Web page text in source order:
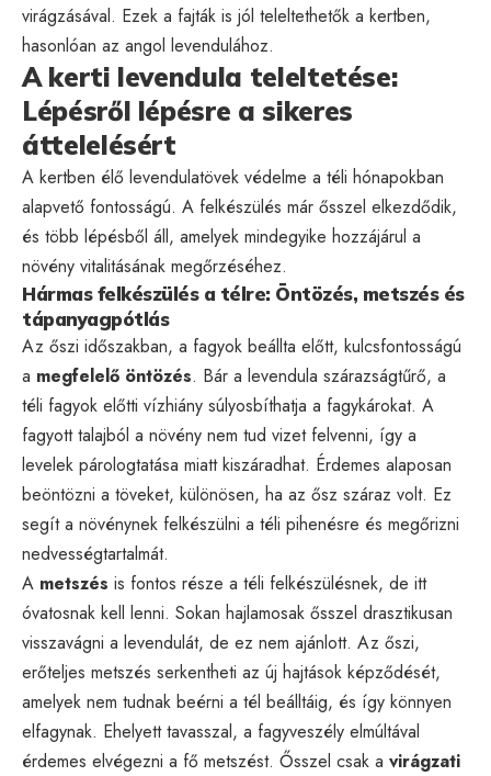
virágzásával. Ezek a fajták is jól teleltethetők a kertben,
hasonlóan az angol levendulához.
A kerti levendula teleltetése:
Lépésről lépésre a sikeres
áttelelésért
A kertben élő levendulatövek védelme a téli hónapokban
alapvető fontosságú. A felkészülés már ősszel elkezdődik,
és több lépésből áll, amelyek mindegyike hozzájárul a
növény vitalitásának megőrzéséhez.
Hármas felkészülés a télre: Öntözés, metszés és
tápanyagpótlás
Az őszi időszakban, a fagyok beállta előtt, kulcsfontosságú
a megfelelő öntözés. Bár a levendula szárazságtűrő, a
téli fagyok előtti vízhiány súlyosbíthatja a fagykárokat. A
fagyott talajból a növény nem tud vizet felvenni, így a
levelek párologtatása miatt kiszáradhat. Érdemes alaposan
beöntözni a töveket, különösen, ha az ősz száraz volt. Ez
segít a növénynek felkészülni a téli pihenésre és megőrizni
nedvességtartalmát.
A metszés is fontos része a téli felkészülésnek, de itt
óvatosnak kell lenni. Sokan hajlamosak ősszel drasztikusan
visszavágni a levendulát, de ez nem ajánlott. Az őszi,
erőteljes metszés serkentheti az új hajtások képződését,
amelyek nem tudnak beérni a tél beálltáig, és így könnyen
elfagynak. Ehelyett tavasszal, a fagyveszély elmúltával
érdemes elvégezni a fő metszést. Ősszel csak a virágzati